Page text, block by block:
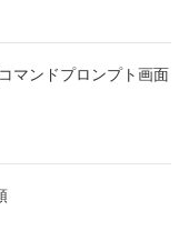
マンドプロンプト画面